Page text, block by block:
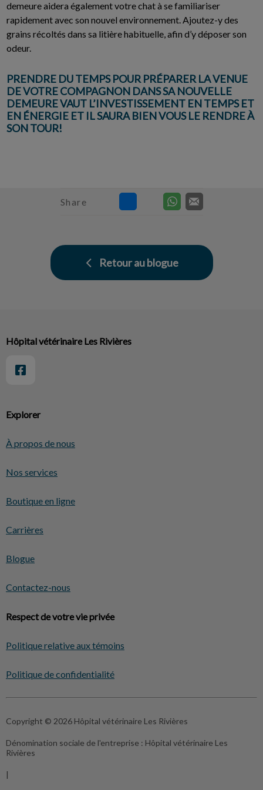
demeure aidera également votre chat à se familiariser
rapidement avec son nouvel environnement. Ajoutez-y des
grains récoltés dans sa litière habituelle, afin d’y déposer son
odeur.
PRENDRE DU TEMPS POUR PRÉPARER LA VENUE
DE VOTRE COMPAGNON DANS SA NOUVELLE
DEMEURE VAUT L’INVESTISSEMENT EN TEMPS ET
EN ÉNERGIE ET IL SAURA BIEN VOUS LE RENDRE À
SON TOUR!
Share
Retour au blogue
Explorer
À propos de nous
Nos services
Boutique en ligne
Carrières
Blogue
Contactez-nous
Respect de votre vie privée
Politique relative aux témoins
Politique de confidentialité
Hôpital vétérinaire Les Rivières
Copyright © 2026 Hôpital vétérinaire Les Rivières
Dénomination sociale de l'entreprise : Hôpital vétérinaire Les
Rivières
|